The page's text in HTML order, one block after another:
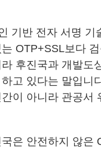
기반 전자 서명 기
OTP+SSL보다 검
후진국과 개발도
하고 있다는 말입니
이 아니라 관공서
은 안전하지 않은